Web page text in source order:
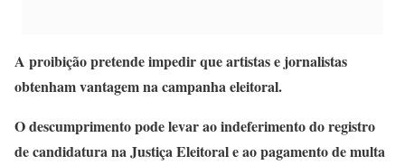
A proibição pretende impedir que artistas e jornalistas
obtenham vantagem na campanha eleitoral.
O descumprimento pode levar ao indeferimento do registro
de candidatura na Justiça Eleitoral e ao pagamento de multa